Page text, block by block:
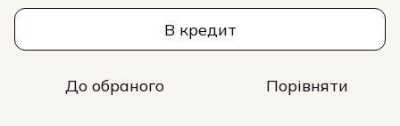
В кредит
До обраного Порівняти